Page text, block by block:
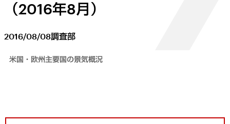
（2016年8月）
2016/08/08調査部
米国・欧州主要国の景気概況